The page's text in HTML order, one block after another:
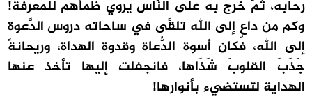
رحابه، ثمَّ خرج به على النَّاس يروي ظمأهم للمعرفة!
وكم من داعٍ إلى الله تلقَّى في ساحاته دروس الدَّعوة
إلى الله، فكان أسوة الدُّعاة وقدوة الهداة، وريحانةً
جَذَبَ القلوبَ شَذَاها، فانجفلت إليها تأخذ عنها
الهداية لتستضيء بأنوارها!